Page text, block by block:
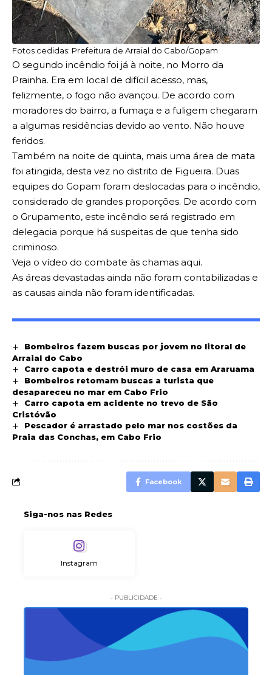
Fotos cedidas: Prefeitura de Arraial do Cabo/Gopam
O segundo incêndio foi já à noite, no Morro da
Prainha. Era em local de difícil acesso, mas,
felizmente, o fogo não avançou. De acordo com
moradores do bairro, a fumaça e a fuligem chegaram
a algumas residências devido ao vento. Não houve
feridos.
Também na noite de quinta, mais uma área de mata
foi atingida, desta vez no distrito de Figueira. Duas
equipes do Gopam foram deslocadas para o incêndio,
considerado de grandes proporções. De acordo com
o Grupamento, este incêndio será registrado em
delegacia porque há suspeitas de que tenha sido
criminoso.
Veja o vídeo do combate às chamas aqui.
As áreas devastadas ainda não foram contabilizadas e
as causas ainda não foram identificadas.
Bombeiros fazem buscas por jovem no litoral de
Arraial do Cabo
Carro capota e destrói muro de casa em Araruama
Bombeiros retomam buscas a turista que
desapareceu no mar em Cabo Frio
Carro capota em acidente no trevo de São
Cristóvão
Pescador é arrastado pelo mar nos costões da
Praia das Conchas, em Cabo Frio
Facebook
Siga-nos nas Redes
Instagram
- PUBLICIDADE -